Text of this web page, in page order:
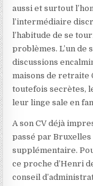
aussi et surtout
l’intermédiaire
l’habitude de se
problèmes. L’un de
discussions
maisons de retraite
toutefois secrètes,
leur linge sale en
A son CV déjà
passé par Bruxelles
supplémentaire.
ce proche d’Henri
conseil